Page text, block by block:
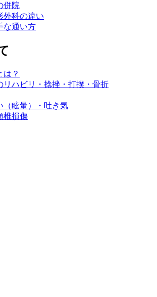
併院
外科の違い
な通い方
は？
リハビリ・捻挫・打撲・骨折
（眩暈）・吐き気
椎損傷